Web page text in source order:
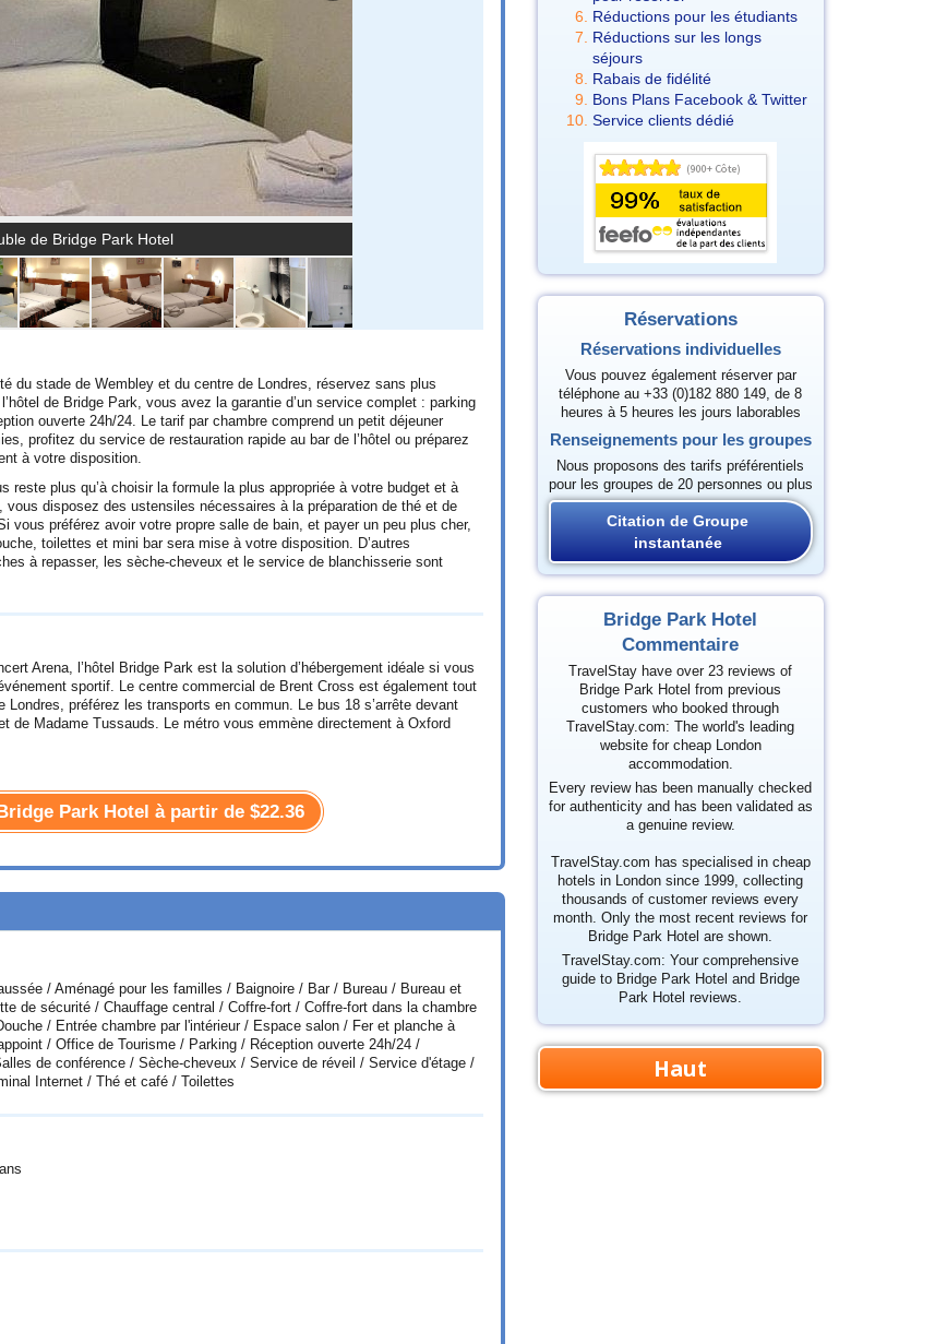
de Bridge Park Hotel
du stade de Wembley et du centre de Londres, réservez sans plus
de Bridge Park, vous avez la garantie d’un service complet : parking
ouverte 24h/24. Le tarif par chambre comprend un petit déjeuner
profitez du service de restauration rapide au bar de l’hôtel ou préparez
à votre disposition.
reste plus qu’à choisir la formule la plus appropriée à votre budget et à
disposez des ustensiles nécessaires à la préparation de thé et de
vous préférez avoir votre propre salle de bain, et payer un peu plus cher,
toilettes et mini bar sera mise à votre disposition. D’autres
à repasser, les sèche-cheveux et le service de blanchisserie sont
Arena, l’hôtel Bridge Park est la solution d’hébergement idéale si vous
sportif. Le centre commercial de Brent Cross est également tout
préférez les transports en commun. Le bus 18 s’arrête devant
de Madame Tussauds. Le métro vous emmène directement à Oxford
Park Hotel à partir de $22.36
/ Aménagé pour les familles / Baignoire / Bar / Bureau / Bureau et
de sécurité / Chauffage central / Coffre-fort / Coffre-fort dans la chambre
/ Entrée chambre par l'intérieur / Espace salon / Fer et planche à
/ Office de Tourisme / Parking / Réception ouverte 24h/24 /
de conférence / Sèche-cheveux / Service de réveil / Service d'étage /
Internet / Thé et café / Toilettes
Réductions pour les étudiants
Réductions sur les longs
séjours
Rabais de fidélité
Bons Plans Facebook & Twitter
Service clients dédié
Réservations
Réservations individuelles
Vous pouvez également réserver par
téléphone au +33 (0)182 880 149, de 8
heures à 5 heures les jours laborables
Renseignements pour les groupes
Nous proposons des tarifs préférentiels
pour les groupes de 20 personnes ou plus
Citation de Groupe
instantanée
Bridge Park Hotel
Commentaire
TravelStay have over 23 reviews of
Bridge Park Hotel from previous
customers who booked through
TravelStay.com: The world's leading
website for cheap London
accommodation.
Every review has been manually checked
for authenticity and has been validated as
a genuine review.
TravelStay.com has specialised in cheap
hotels in London since 1999, collecting
thousands of customer reviews every
month. Only the most recent reviews for
Bridge Park Hotel are shown.
TravelStay.com: Your comprehensive
guide to Bridge Park Hotel and Bridge
Park Hotel reviews.
Haut